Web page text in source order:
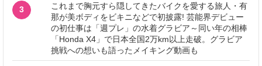
3
これまで胸元すら隠してきたバイクを愛する旅人・有
那が美ボディをビキニなどで初披露! 芸能界デビュー
の初仕事は「週プレ」の水着グラビア～同い年の相棒
「Honda X4」で日本全国2万km以上走破。グラビア
挑戦への想いも語ったメイキング動画も